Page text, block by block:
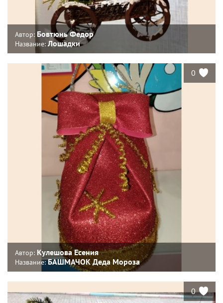
Автор: Бовтюнь Федор
Название: Лошадки
0
Автор: Кулешова Есения
Название:БАШМАЧОК Деда Мороза
0